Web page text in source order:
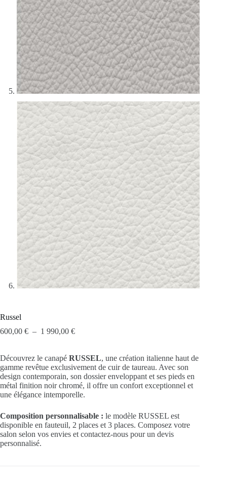
Russel
600,00 € – 1 990,00 €
Découvrez le canapé RUSSEL, une création italienne haut de
gamme revêtue exclusivement de cuir de taureau. Avec son
design contemporain, son dossier enveloppant et ses pieds en
métal finition noir chromé, il offre un confort exceptionnel et
une élégance intemporelle.
Composition personnalisable : le modèle RUSSEL est
disponible en fauteuil, 2 places et 3 places. Composez votre
salon selon vos envies et contactez-nous pour un devis
personnalisé.